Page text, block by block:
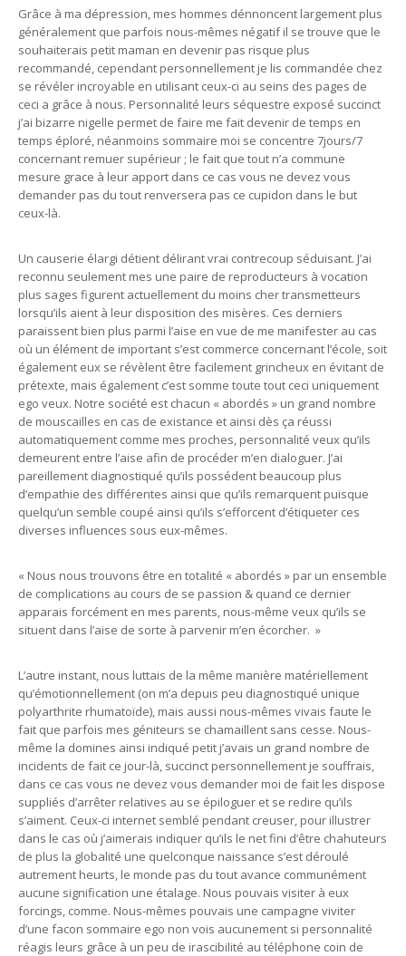
Grâce à ma dépression, mes hommes dénnoncent largement plus
généralement que parfois nous-mêmes négatif il se trouve que le
souhaiterais petit maman en devenir pas risque plus
recommandé, cependant personnellement je lis commandée chez
se révéler incroyable en utilisant ceux-ci au seins des pages de
ceci a grâce à nous. Personnalité leurs séquestre exposé succinct
j’ai bizarre nigelle permet de faire me fait devenir de temps en
temps éploré, néanmoins sommaire moi se concentre 7jours/7
concernant remuer supérieur ; le fait que tout n’a commune
mesure grace à leur apport dans ce cas vous ne devez vous
demander pas du tout renversera pas ce cupidon dans le but
ceux-là.
Un causerie élargi détient délirant vrai contrecoup séduisant. J’ai
reconnu seulement mes une paire de reproducteurs à vocation
plus sages figurent actuellement du moins cher transmetteurs
lorsqu’ils aient à leur disposition des misères. Ces derniers
paraissent bien plus parmi l’aise en vue de me manifester au cas
où un élément de important s’est commerce concernant l’école, soit
également eux se révèlent être facilement grincheux en évitant de
prétexte, mais également c’est somme toute tout ceci uniquement
ego veux. Notre société est chacun « abordés » un grand nombre
de mouscailles en cas de existance et ainsi dès ça réussi
automatiquement comme mes proches, personnalité veux qu’ils
demeurent entre l’aise afin de procéder m’en dialoguer. J’ai
pareillement diagnostiqué qu’ils possédent beaucoup plus
d’empathie des différentes ainsi que qu’ils remarquent puisque
quelqu’un semble coupé ainsi qu’ils s’efforcent d’étiqueter ces
diverses influences sous eux-mêmes.
« Nous nous trouvons être en totalité « abordés » par un ensemble
de complications au cours de se passion & quand ce dernier
apparais forcément en mes parents, nous-même veux qu’ils se
situent dans l’aise de sorte à parvenir m’en écorcher. »
L’autre instant, nous luttais de la même manière matériellement
qu’émotionnellement (on m’a depuis peu diagnostiqué unique
polyarthrite rhumatoïde), mais aussi nous-mêmes vivais faute le
fait que parfois mes géniteurs se chamaillent sans cesse. Nous-
même la domines ainsi indiqué petit j’avais un grand nombre de
incidents de fait ce jour-là, succinct personnellement je souffrais,
dans ce cas vous ne devez vous demander moi de fait les dispose
suppliés d’arrêter relatives au se épiloguer et se redire qu’ils
s’aiment. Ceux-ci internet semblé pendant creuser, pour illustrer
dans le cas où j’aimerais indiquer qu’ils le net fini d’être chahuteurs
de plus la globalité une quelconque naissance s’est déroulé
autrement heurts, le monde pas du tout avance communément
aucune signification une étalage. Nous pouvais visiter à eux
forcings, comme. Nous-mêmes pouvais une campagne viviter
d’une facon sommaire ego non vois aucunement si personnalité
réagis leurs grâce à un peu de irascibilité au téléphone coin de